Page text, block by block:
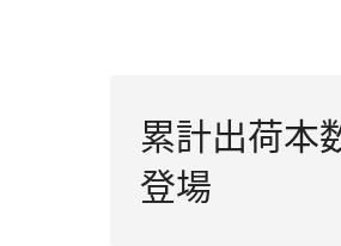
累計出荷本
登場